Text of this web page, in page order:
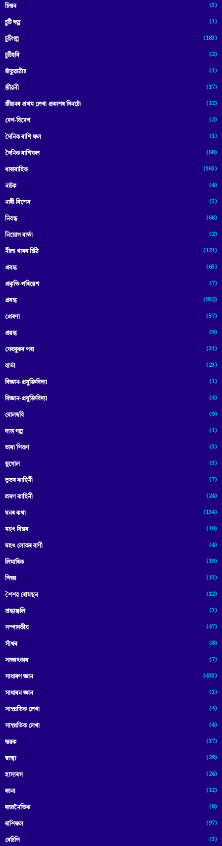
চিন্তন (5)
চুটি গল্প (1)
চুটিগল্প (183)
চুটিছবি (2)
জঁতুৱাঠাঁচ (1)
জীৱনী (17)
জীৱনৰ প্ৰথম লেখা প্ৰকাশৰ দিনটো (12)
দেশ-বিদেশ (2)
দৈনিক ৰাশি ফল (1)
দৈনিক ৰাশিফল (68)
ধাৰাবাহিক (363)
নাটক (4)
নাৰী বিশেষ (5)
নিবন্ধ (66)
নিয়োগ বাৰ্তা (2)
নীলা খামৰ চিঠি (121)
প্রবন্ধ (65)
প্ৰকৃতি-পৰিৱেশ (7)
প্ৰবন্ধ (932)
প্ৰেৰণা (57)
প্ৰৱন্ধ (9)
ফেচবুকৰ পৰা (31)
বাৰ্তা (23)
বিজ্ঞান-প্রযুক্তিবিদ্যা (1)
বিজ্ঞান-প্ৰযুক্তিবিদ্যা (4)
বোলছবি (9)
ব্যঙ্গ গল্প (1)
ভাষা শিকণ (3)
ভূগোল (3)
ভূতৰ কাহিনী (7)
ভ্ৰমণ কাহিনী (24)
মনৰ কথা (134)
মহৎ বিচাৰ (10)
মহৎ লোকৰ বাণী (4)
লিমাৰিক (19)
শিক্ষা (13)
শৈশৱ ৰোমন্থন (12)
শ্ৰদ্ধাঞ্জলি (3)
সম্পাদকীয় (47)
সাঁথৰ (8)
সাক্ষাৎকাৰ (7)
সাধাৰণ জ্ঞান (433)
সাধাৰন জ্ঞান (1)
সাম্প্রতিক লেখা (4)
সাম্প্ৰতিক লেখা (4)
স্তৱক (37)
স্বাস্থ্য (29)
হাস্যৰস (24)
ৰচনা (12)
ৰাজনৈতিক (8)
ৰাশিফল (97)
ৰেচিপি (3)